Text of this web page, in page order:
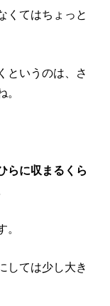
くてはちょっと
というのは、さ
らに収まるくら
しては少し大き